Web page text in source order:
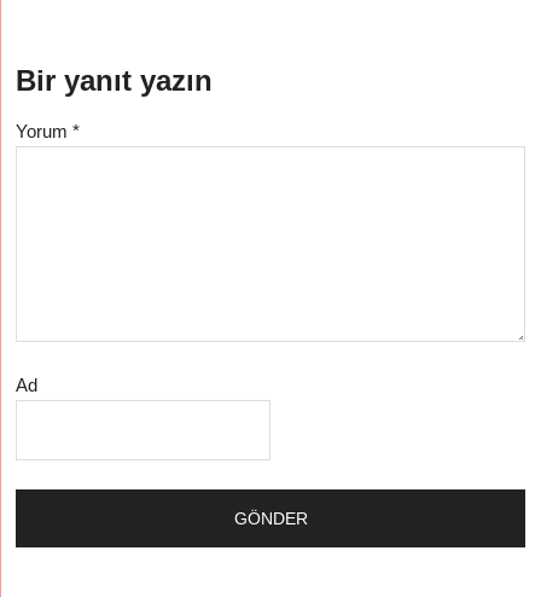
Bir yanıt yazın
Yorum*
Ad